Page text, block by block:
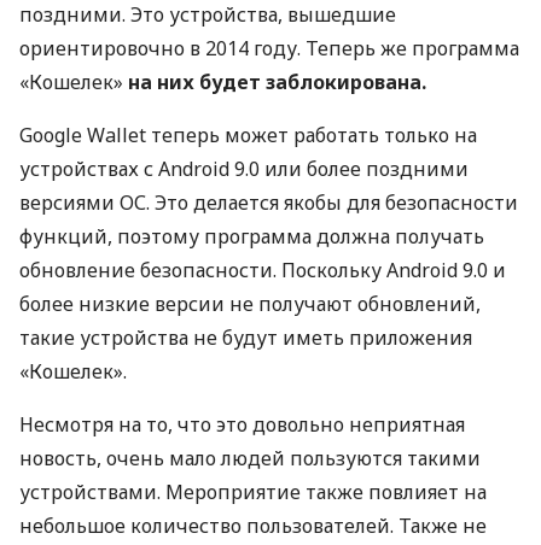
поздними. Это устройства, вышедшие
ориентировочно в 2014 году. Теперь же программа
«Кошелек» на них будет заблокирована.
Google Wallet теперь может работать только на
устройствах с Android 9.0 или более поздними
версиями ОС. Это делается якобы для безопасности
функций, поэтому программа должна получать
обновление безопасности. Поскольку Android 9.0 и
более низкие версии не получают обновлений,
такие устройства не будут иметь приложения
«Кошелек».
Несмотря на то, что это довольно неприятная
новость, очень мало людей пользуются такими
устройствами. Мероприятие также повлияет на
небольшое количество пользователей. Также не